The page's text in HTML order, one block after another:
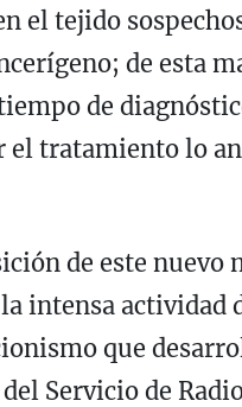
el tejido
de esta
de
el tratamiento lo
de este nuevo
la intensa actividad
que
Servicio de